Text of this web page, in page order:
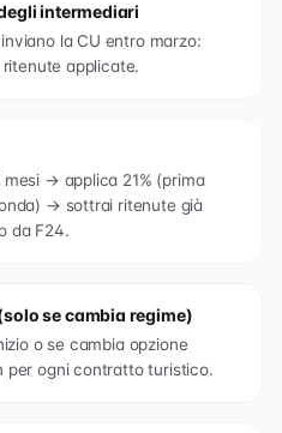
intermediari
la CU entro marzo:
applicate.
→ applica 21% (prima
→ sottrai ritenute già
da F24.
se cambia regime)
o se cambia opzione
per ogni contratto turistico.